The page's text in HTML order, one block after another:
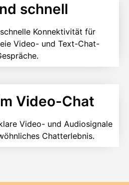
schnell
Konnektivität für
Video- und Text-Chat-
Video-Chat
Video- und Audiosignale
Chatterlebnis.